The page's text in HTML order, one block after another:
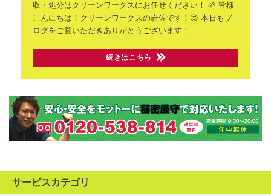
収・処分はクリーンワークスにお任せください！ 🌱 皆様
こんにちは！クリーンワークスの岩佐です！😊 本日もブ
ログをご覧いただきありがとうございます！
続きはこちら
サービスカテゴリ